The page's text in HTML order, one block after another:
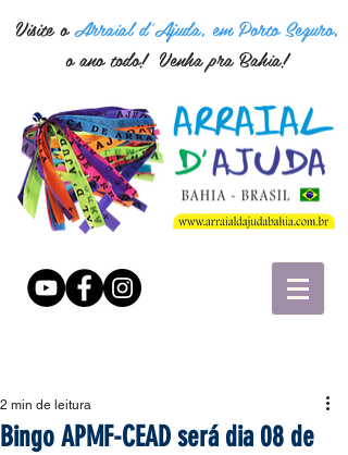
Visite oArraial d'Ajuda, em Porto Seguro,
o ano todo! Venha pra Bahia!
Bingo APMF-CEAD será dia 08 de
2 min de leitura